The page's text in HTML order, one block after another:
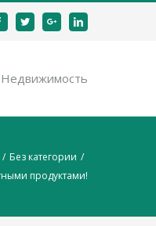
FacebookTwitterGoogle+Linkedin
Недвижимость
/ Без категории /
продуктами!